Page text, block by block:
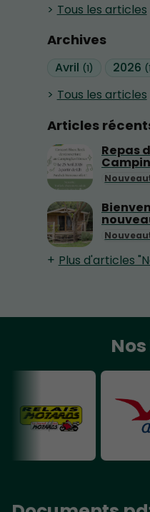
Tous les articles
Archives
Avril (1) 2026
Tous les articles
Articles
Repas
Plus d'articles